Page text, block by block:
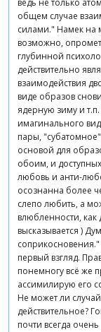
ведь не только
общем случае
силами." Намек на
возможно,
глубинной
действительно
взаимодействия
виде образов
ядерную зиму и
имагинального
пары, "субатомное"
основой для
обоим, и
любовь и анти-
осознанна более
слепо любить, а
влюбленности, как
высказывается )
первый взгляд.
понемногу всё же
ассимилирую его
Не может ли
действительное?
почти всегда